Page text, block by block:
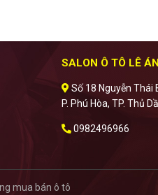
SALON Ô TÔ LÊ
Số 18 Nguyễn Thái
P. Phú Hòa, TP. Thủ
0982496966
mua bán ô tô